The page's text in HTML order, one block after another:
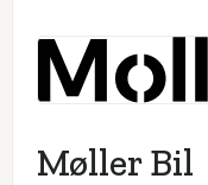
Møller Bil